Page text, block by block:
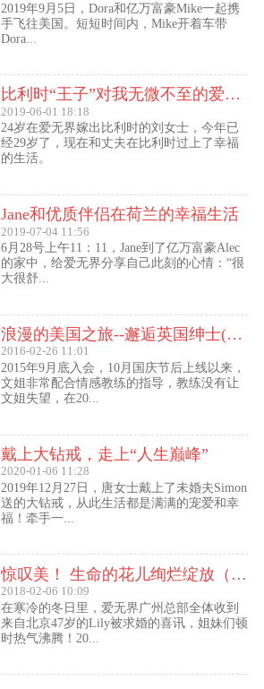
2019年9月5日，Dora和亿万富豪Mike一起携
手飞往美国。短短时间内，Mike开着车带
Dora...
比利时“王子”对我无微不至的爱（爱无界刘女士的海外生活）
2019-06-01 18:18
24岁在爱无界嫁出比利时的刘女士，今年已
经29岁了，现在和丈夫在比利时过上了幸福
的生活。
Jane和优质伴侣在荷兰的幸福生活
2019-07-04 11:56
6月28号上午11：11，Jane到了亿万富豪Alec
的家中，给爱无界分享自己此刻的心情：“很
大很舒...
浪漫的美国之旅--邂逅英国绅士(文姐与Kent的见面动态）
2016-02-26 11:01
2015年9月底入会，10月国庆节后上线以来，
文姐非常配合情感教练的指导，教练没有让
文姐失望，在20...
戴上大钻戒，走上“人生巅峰”
2020-01-06 11:28
2019年12月27日，唐女士戴上了未婚夫Simon
送的大钻戒，从此生活都是满满的宠爱和幸
福！牵手一...
惊叹美！ 生命的花儿绚烂绽放（47岁的Lily结婚啦！）
2018-02-06 10:09
在寒冷的冬日里，爱无界广州总部全体收到
来自北京47岁的Lily被求婚的喜讯，姐妹们顿
时热气沸腾！20...